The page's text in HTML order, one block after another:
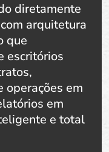
diretamente
arquitetura
que
escritórios
operações em
em
e total